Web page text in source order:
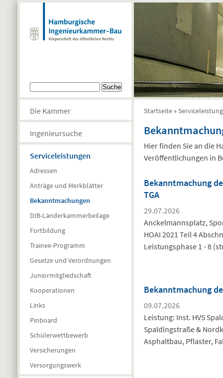
Direkt zum Inhalt
Suchformular
Die Kammer
Ingenieursuche
Serviceleistungen
Adressen
Anträge und Merkblätter
Bekanntmachungen
DIB-Länderkammerbeilage
Fortbildung
Trainee-Programm
Gesetze und Verordnungen
Juniormitgliedschaft
Kooperationen
Links
Pinboard
Schülerwettbewerb
Versicherungen
Versorgungswerk
Sie sind hier
Startseite »
Hier finden Sie an die
Veröffentlichungen in
Bekanntmachung
TGA
29.07.2026
Anckelmannsplatz,
HOAI 2021 Teil 4
Leistungsphase 1 - 8
Bekanntmachung
09.07.2026
Leistung: Inst. HVS
Spaldingstraße &
Asphaltbau, Pflaster,